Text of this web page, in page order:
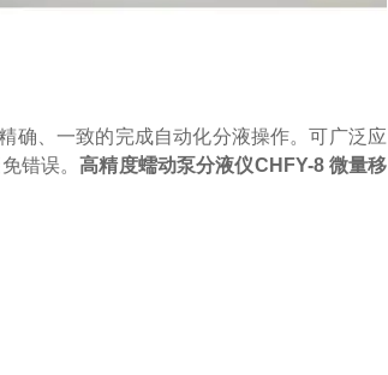
确、一致的完成自动化分液操作。可广泛应
错误。高精度蠕动泵分液仪CHFY-8 微量移